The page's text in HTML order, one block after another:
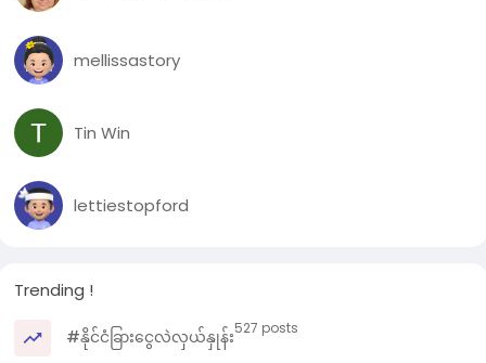
mellissastory
Tin Win
lettiestopford
Trending !
#နိုင်ငံခြားငွေလဲလှယ်နှုန်း527 posts